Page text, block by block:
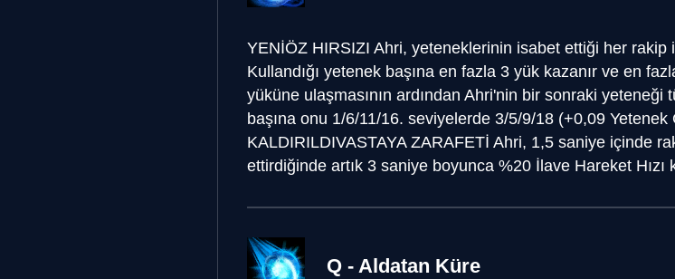
YENİÖZ HIRSIZI Ahri, yeteneklerinin isabet ettiği her rakip
Kullandığı yetenek başına en fazla 3 yük kazanır ve en
yüküne ulaşmasının ardından Ahri'nin bir sonraki
başına onu 1/6/11/16. seviyelerde 3/5/9/18 (+0,09 Yetenek
KALDIRILDIVASTAYA ZARAFETİ Ahri, 1,5 saniye içinde
ettirdiğinde artık 3 saniye boyunca %20 İlave Hareket Hızı
Q - Aldatan Küre